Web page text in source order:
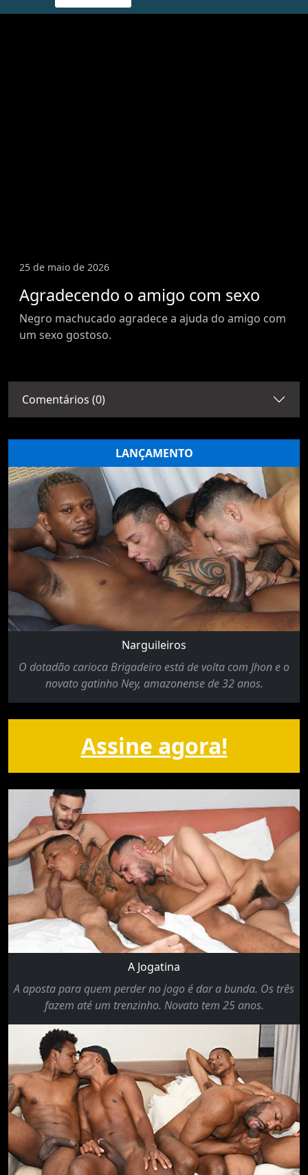
25 de maio de 2026
Agradecendo o amigo com sexo
Negro machucado agradece a ajuda do amigo com
um sexo gostoso.
Comentários (0)
LANÇAMENTO
Narguileiros
O dotadão carioca Brigadeiro está de volta com Jhon e o
novato gatinho Ney, amazonense de 32 anos.
Assine agora!
A Jogatina
A aposta para quem perder no jogo é dar a bunda. Os três
fazem até um trenzinho. Novato tem 25 anos.